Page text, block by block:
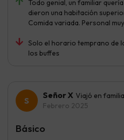
Todo genial, un familiar
dieron una habitación
Comida variada. Personal
Solo el horario temprano de
los buffes
Señor X Viajó en familia
Febrero 2025
Básico